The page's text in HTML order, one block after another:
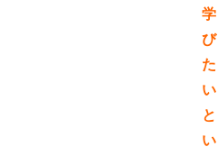
学
び
た
い
と
い